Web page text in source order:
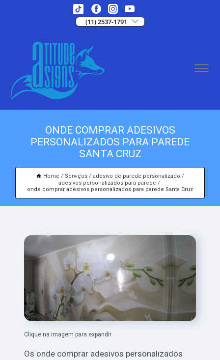
(11) 2537-1791
ONDE COMPRAR ADESIVOS
PERSONALIZADOS PARA PAREDE
SANTA CRUZ
Home Serviços
adesivo de parede personalizado
adesivos personalizados para parede
onde comprar adesivos personalizados para parede Santa Cruz
Clique na imagem para expandir
Os onde comprar adesivos personalizados